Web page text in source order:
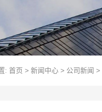
: 首页 > 新闻中心> 公司新闻 >